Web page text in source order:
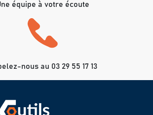
équipe à votre écoute
nous au 03 29 55 17 13